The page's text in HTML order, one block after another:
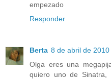
empezado
Responder
Berta 8 de abril de
Olga eres una
quiero uno de Sinatra,